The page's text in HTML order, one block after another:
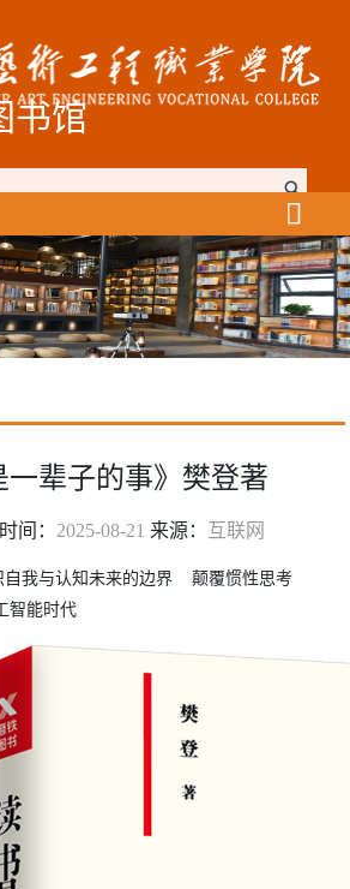
书馆

一辈子的事》樊登著
时间： 2025-08-21 来源： 互联网
我与认知未来的边界 颠覆惯性思考
智能时代